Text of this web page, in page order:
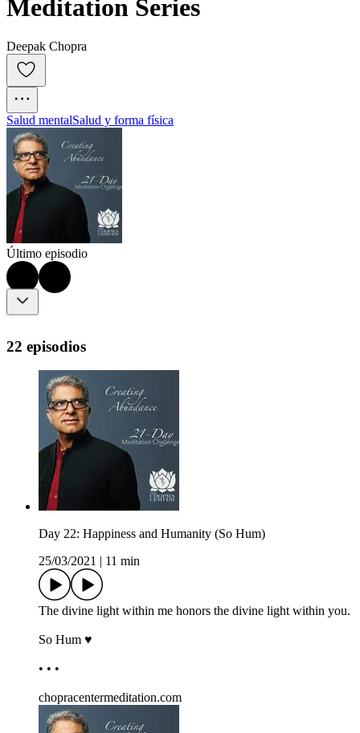
Meditation Series
Deepak Chopra
Salud mentalSalud y forma física
Último episodio
22 episodios
Day 22: Happiness and Humanity (So Hum)
25/03/2021
11 min
The divine light within me honors the divine light within you.
So Hum ♥
• • •
chopracentermeditation.com